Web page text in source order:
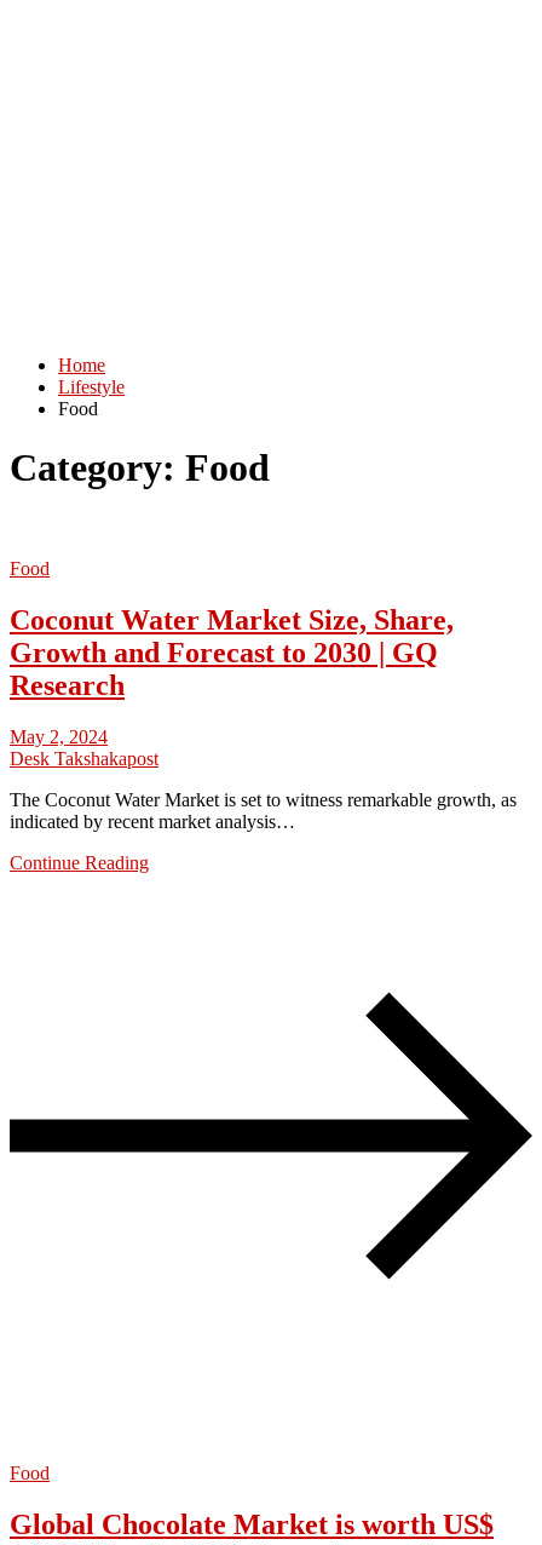
Home
Lifestyle
Food
Category: Food
Food
Coconut Water Market Size, Share,
Growth and Forecast to 2030 | GQ
Research
May 2, 2024
Desk Takshakapost
The Coconut Water Market is set to witness remarkable growth, as
indicated by recent market analysis…
Continue Reading
Food
Global Chocolate Market is worth US$